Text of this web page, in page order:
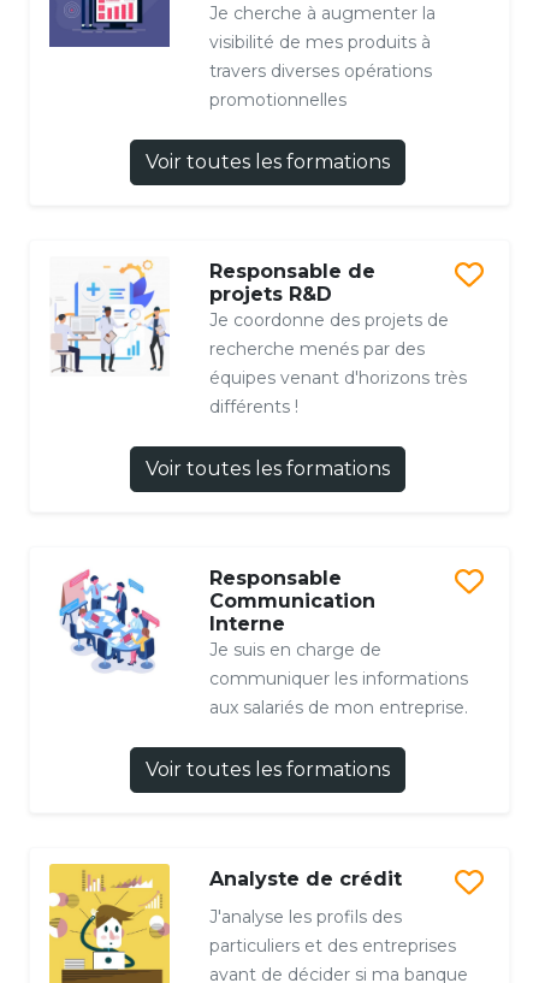
Je cherche à augmenter la
visibilité de mes produits à
travers diverses opérations
promotionnelles
Voir toutes les formations
Responsable de
projets R&D
Je coordonne des projets de
recherche menés par des
équipes venant d'horizons très
différents !
Voir toutes les formations
Responsable
Communication
Interne
Je suis en charge de
communiquer les informations
aux salariés de mon entreprise.
Voir toutes les formations
Analyste de crédit
J'analyse les profils des
particuliers et des entreprises
avant de décider si ma banque